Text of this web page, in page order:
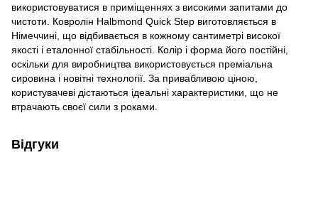
використовуватися в приміщеннях з високими запитами до
чистоти. Ковролін Halbmond Quick Step виготовляється в
Німеччині, що відбивається в кожному сантиметрі високої
якості і еталонної стабільності. Колір і форма його постійні,
оскільки для виробництва використовується преміальна
сировина і новітні технології. За привабливою ціною,
користувачеві дістаються ідеальні характеристики, що не
втрачають своєї сили з роками.
Відгуки